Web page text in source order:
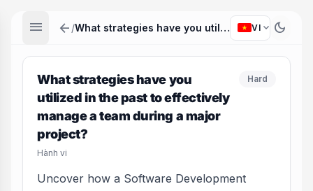
menu arrow_back / What strategies have you utilized in the past to effectively manage a team during a major project? VI expand_more dark_mode
What strategies have you
utilized in the past to effectively
manage a team during a major
project?
Hành vi
Hard
Uncover how a Software Development